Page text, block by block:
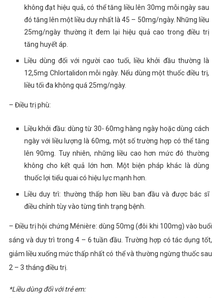
không đạt hiệu quả, có thể tăng liều lên 30mg mỗi ngày sau
đó tăng lên một liều duy nhất là 45 – 50mg/ngày. Những liều
25mg/ngày thường ít đem lại hiệu quả cao trong điều trị
tăng huyết áp.
Liều dùng đối với người cao tuổi, liều khởi đầu thường là
12,5mg Chlortalidon mỗi ngày. Nếu dùng một thuốc điều trị,
liều tối đa không quá 25mg/ngày.
– Điều trị phù:
Liều khởi đầu: dùng từ 30- 60mg hàng ngày hoặc dùng cách
ngày với liều lượng là 60mg, một số trường hợp có thể tăng
lên 90mg. Tuy nhiên, những liều cao hơn mức đó thường
không cho kết quả lớn hơn. Một biện pháp khác là dùng
thuốc lợi tiểu quai có hiệu lực mạnh hơn.
Liều duy trì: thường thấp hơn liều ban đầu và được bác sĩ
điều chỉnh tùy vào từng tình trạng bệnh.
– Điều trị hội chứng Ménière: dùng 50mg (đôi khi 100mg) vào buổi
sáng và duy trì trong 4 – 6 tuần đầu. Trường hợp có tác dụng tốt,
giảm liều xuống mức thấp nhất có thể và thường ngừng thuốc sau
2 – 3 tháng điều trị.
*Liều dùng đối với trẻ em: